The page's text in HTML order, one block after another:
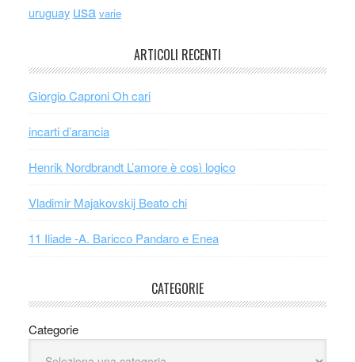
uruguay usa varie
ARTICOLI RECENTI
Giorgio Caproni Oh cari
incarti d’arancia
Henrik Nordbrandt L’amore è così logico
Vladimir Majakovskij Beato chi
11 Iliade -A. Baricco Pandaro e Enea
CATEGORIE
Categorie